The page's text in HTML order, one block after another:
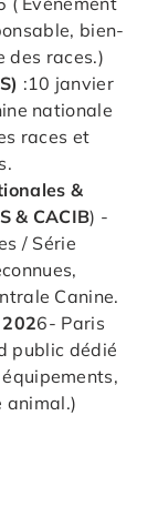
bien-
des races.)
:10 janvier
nationale
races et
&
& CACIB) -
/ Série
Canine.
6- Paris
public dédié
animal.)